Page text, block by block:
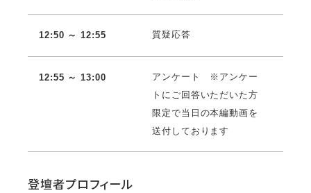
12:50 ～ 12:55 質疑応答
12:55 ～ 13:00
アンケート ※アンケー
トにご回答いただいた方
限定で当日の本編動画を
送付しております
登壇者プロフィール